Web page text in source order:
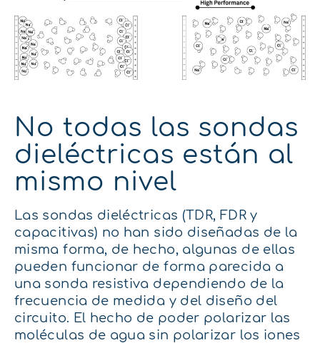
No todas las sondas
dieléctricas están al
mismo nivel
Las sondas dieléctricas (TDR, FDR y
capacitivas) no han sido diseñadas de la
misma forma, de hecho, algunas de ellas
pueden funcionar de forma parecida a
una sonda resistiva dependiendo de la
frecuencia de medida y del diseño del
circuito. El hecho de poder polarizar las
moléculas de agua sin polarizar los iones